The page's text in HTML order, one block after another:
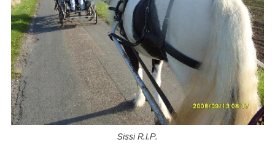
Sissi R.I.P.